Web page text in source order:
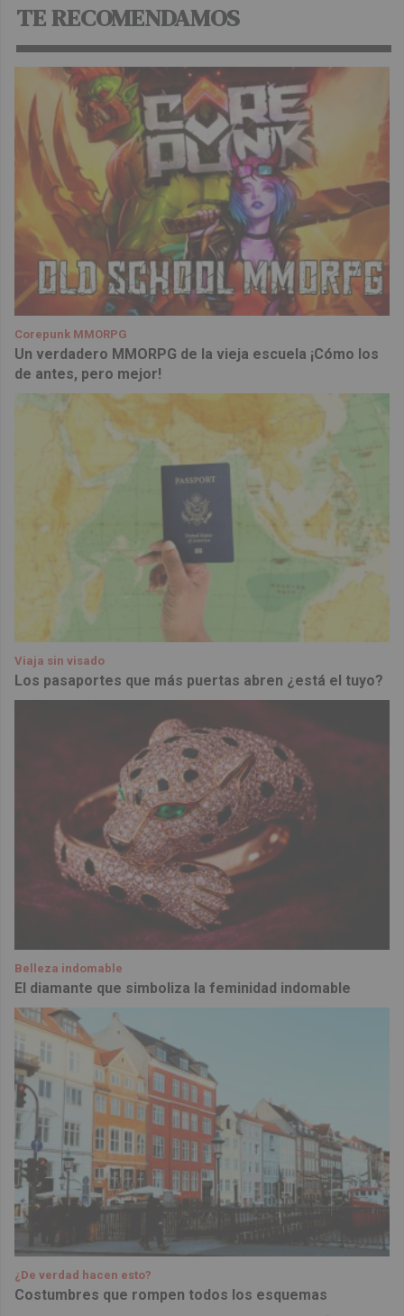
TE RECOMENDAMOS
Corepunk MMORPG
Un verdadero MMORPG de la vieja escuela ¡Cómo los
de antes, pero mejor!
Viaja sin visado
Los pasaportes que más puertas abren ¿está el tuyo?
Belleza indomable
El diamante que simboliza la feminidad indomable
¿De verdad hacen esto?
Costumbres que rompen todos los esquemas